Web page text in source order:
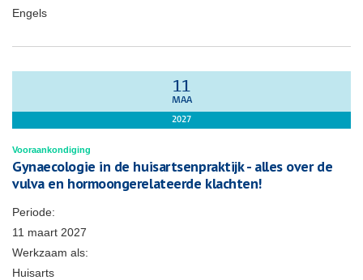
Engels
11
MAA
2027
Vooraankondiging
Gynaecologie in de huisartsenpraktijk - alles over de
vulva en hormoongerelateerde klachten!
Periode:
11 maart 2027
Werkzaam als:
Huisarts